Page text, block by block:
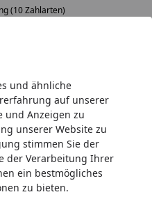
und ähnliche
auf unserer
und Anzeigen zu
unserer Website zu
stimmen Sie der
der Verarbeitung Ihrer
ein bestmögliches
zu bieten.
(10 Zahlarten)
- Hochwertige
- das
Sie natürlich tolle